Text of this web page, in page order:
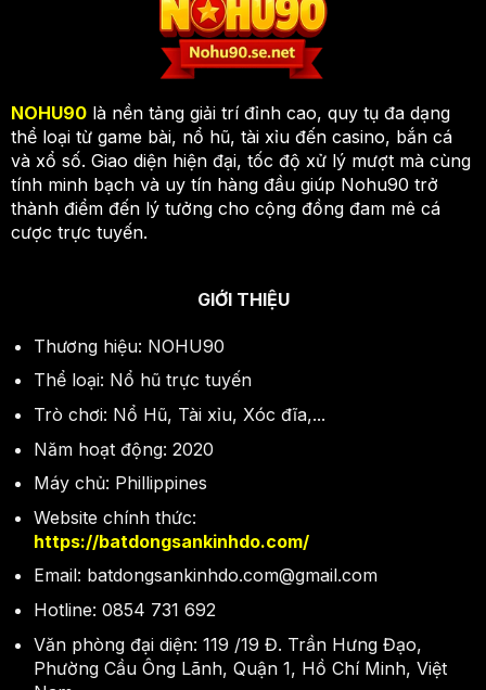
NOHU90là nền tảng giải trí đỉnh cao, quy tụ đa dạng
thể loại từ game bài, nổ hũ, tài xỉu đến casino, bắn cá
và xổ số. Giao diện hiện đại, tốc độ xử lý mượt mà cùng
tính minh bạch và uy tín hàng đầu giúp Nohu90 trở
thành điểm đến lý tưởng cho cộng đồng đam mê cá
cược trực tuyến.
GIỚI THIỆU
Thương hiệu: NOHU90
Thể loại: Nổ hũ trực tuyến
Trò chơi: Nổ Hũ, Tài xỉu, Xóc đĩa,...
Năm hoạt động: 2020
Máy chủ: Phillippines
Website chính thức:
https://batdongsankinhdo.com/
Email: batdongsankinhdo.com@gmail.com
Hotline: 0854 731 692
Văn phòng đại diện: 119 /19 Đ. Trần Hưng Đạo,
Phường Cầu Ông Lãnh, Quận 1, Hồ Chí Minh, Việt